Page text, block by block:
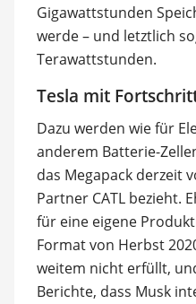
Gigawattstunden
werde – und letztlich
Terawattstunden.
Tesla mit
Dazu werden wie für
anderem Batterie-
das Megapack derzeit
Partner CATL bezieht.
für eine eigene
Format von Herbst
weitem nicht erfüllt,
Berichte, dass Musk